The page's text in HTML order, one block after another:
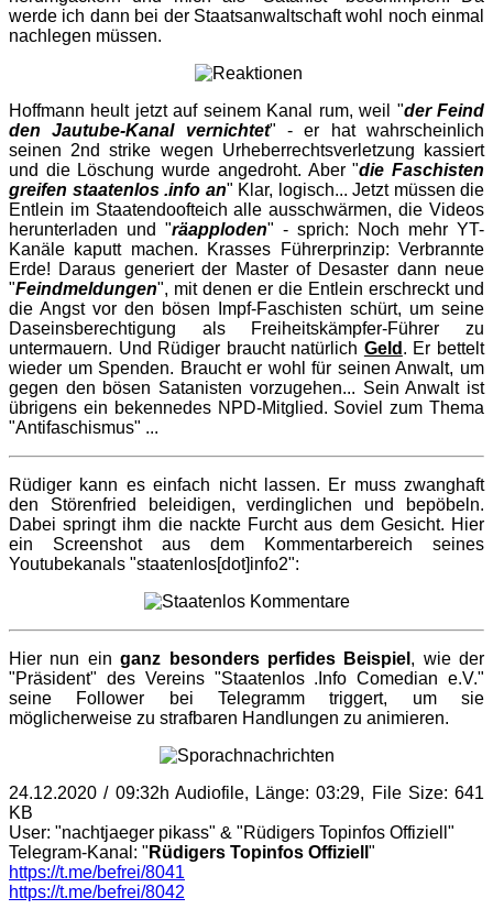
werde ich dann bei der Staatsanwaltschaft wohl noch einmal
nachlegen müssen.
Hoffmann heult jetzt auf seinem Kanal rum, weil "der Feind
den Jautube-Kanal vernichtet" - er hat wahrscheinlich
seinen 2nd strike wegen Urheberrechtsverletzung kassiert
und die Löschung wurde angedroht. Aber "die Faschisten
greifen staatenlos .info an" Klar, logisch... Jetzt müssen die
Entlein im Staatendoofteich alle ausschwärmen, die Videos
herunterladen und "räapploden" - sprich: Noch mehr YT-
Kanäle kaputt machen. Krasses Führerprinzip: Verbrannte
Erde! Daraus generiert der Master of Desaster dann neue
"Feindmeldungen", mit denen er die Entlein erschreckt und
die Angst vor den bösen Impf-Faschisten schürt, um seine
Daseinsberechtigung als Freiheitskämpfer-Führer zu
untermauern. Und Rüdiger braucht natürlich Geld . Er bettelt
wieder um Spenden. Braucht er wohl für seinen Anwalt, um
gegen den bösen Satanisten vorzugehen... Sein Anwalt ist
übrigens ein bekennedes NPD-Mitglied. Soviel zum Thema
"Antifaschismus" ...
Rüdiger kann es einfach nicht lassen. Er muss zwanghaft
den Störenfried beleidigen, verdinglichen und bepöbeln.
Dabei springt ihm die nackte Furcht aus dem Gesicht. Hier
ein Screenshot aus dem Kommentarbereich seines
Youtubekanals "staatenlos[dot]info2":
Hier nun einganz besonders perfides Beispiel , wie der
"Präsident" des Vereins "Staatenlos .Info Comedian e.V."
seine Follower bei Telegramm triggert, um sie
möglicherweise zu strafbaren Handlungen zu animieren.
24.12.2020 / 09:32h Audiofile, Länge: 03:29, File Size: 641
KB
User: "nachtjaeger pikass" & "Rüdigers Topinfos Offiziell"
Telegram-Kanal: " Rüdigers Topinfos Offiziell "
https://t.me/befrei/8041
https://t.me/befrei/8042